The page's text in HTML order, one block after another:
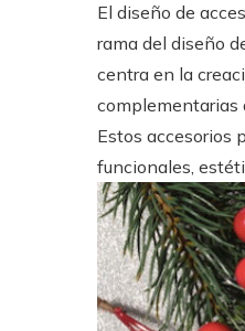
El diseño de
rama del diseño
centra en la
complementarias
Estos accesorios
funcionales,